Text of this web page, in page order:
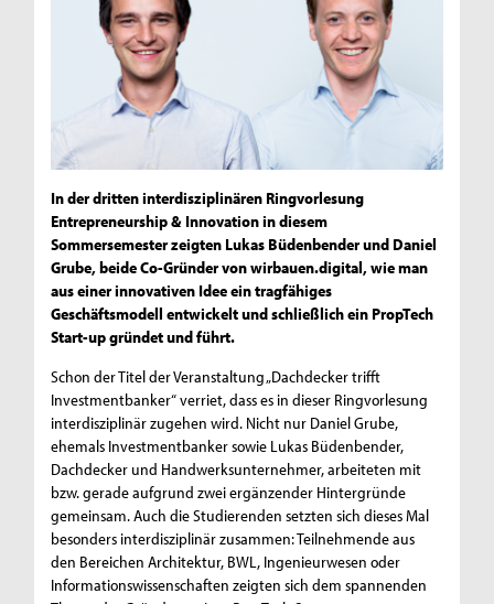
In der dritten interdisziplinären Ringvorlesung
Entrepreneurship & Innovation in diesem
Sommersemester zeigten Lukas Büdenbender und Daniel
Grube, beide Co-Gründer von wirbauen.digital, wie man
aus einer innovativen Idee ein tragfähiges
Geschäftsmodell entwickelt und schließlich ein PropTech
Start-up gründet und führt.
Schon der Titel der Veranstaltung „Dachdecker trifft
Investmentbanker“ verriet, dass es in dieser Ringvorlesung
interdisziplinär zugehen wird. Nicht nur Daniel Grube,
ehemals Investmentbanker sowie Lukas Büdenbender,
Dachdecker und Handwerksunternehmer, arbeiteten mit
bzw. gerade aufgrund zwei ergänzender Hintergründe
gemeinsam. Auch die Studierenden setzten sich dieses Mal
besonders interdisziplinär zusammen: Teilnehmende aus
den Bereichen Architektur, BWL, Ingenieurwesen oder
Informationswissenschaften zeigten sich dem spannenden